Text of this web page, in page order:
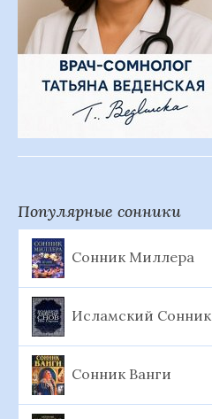
Популярные сонники
Сонник Миллера
Исламский Сонник
Сонник Ванги